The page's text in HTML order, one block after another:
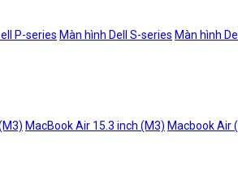
P-series Màn hình Dell S-series Màn hình
MacBook Air 15.3 inch (M3) Macbook Air